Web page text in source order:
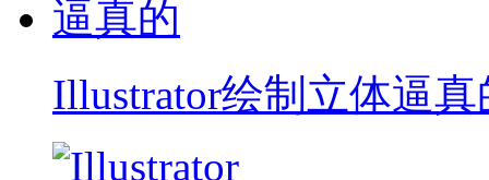
Illustrator绘制立体逼真